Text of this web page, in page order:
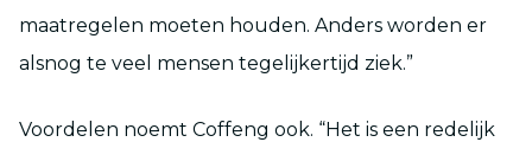
maatregelen moeten houden. Anders worden er
alsnog te veel mensen tegelijkertijd ziek.”
Voordelen noemt Coffeng ook. “Het is een redelijk